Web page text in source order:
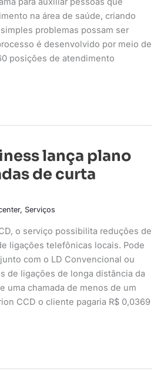
na área de saúde, criando
problemas possam ser
é desenvolvido por meio de
posições de atendimento
lança plano
de curta
, Serviços
o serviço possibilita reduções de
ligações telefônicas locais. Pode
com o LD Convencional ou
de ligações de longa distância da
uma chamada de menos de um
CCD o cliente pagaria R$ 0,0369